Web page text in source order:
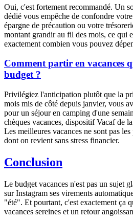
Oui, c'est fortement recommandé. Un
dédié vous empêche de confondre
épargne de précaution ou votre
montant grandir au fil des mois, ce qui
exactement combien vous pouvez
Comment partir en vacances
budget ?
Privilégiez l'anticipation plutôt que la
mois mis de côté depuis janvier, vous
pour un séjour en camping d'une
chèques vacances, dispositif Vacaf de
Les meilleures vacances ne sont pas
dont on revient sans stress financier.
Conclusion
Le budget vacances n'est pas un sujet
sur Instagram ses virements
"été". Et pourtant, c'est exactement ça
vacances sereines et un retour